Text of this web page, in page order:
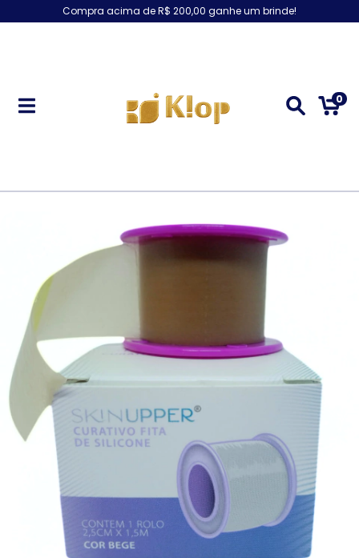
Compra acima de R$ 200,00 ganhe um brinde!
0